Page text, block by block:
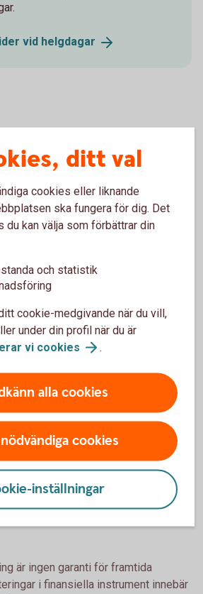
vid helgdagar
fonder
är ingen garanti för framtida
i finansiella instrument innebär
ditt val
cookies eller liknande
ska fungera för dig. Det
du kan välja som förbättrar din
och statistik
cookie-medgivande när du vill,
under din profil när du är
vi cookies .
alla cookies
cookies
inställningar